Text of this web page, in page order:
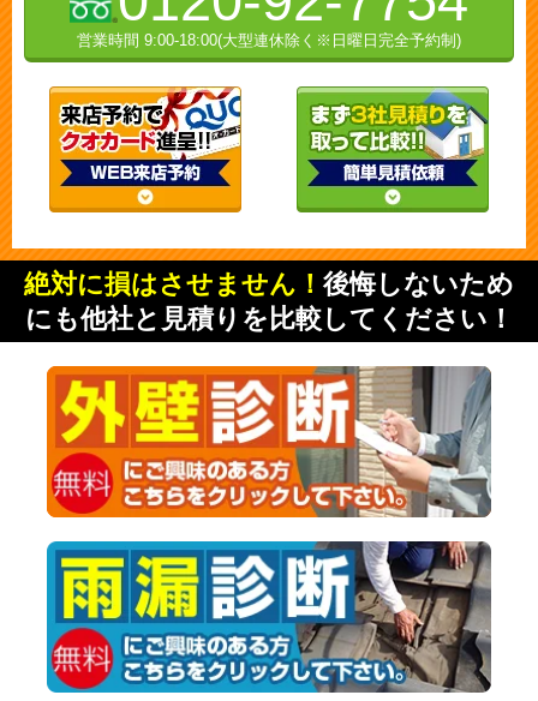
営業時間 9:00-18:00(大型連休除く※日曜日完全予約制)
絶対に損はさせません！ 後悔しないため
にも他社と見積りを比較してください！